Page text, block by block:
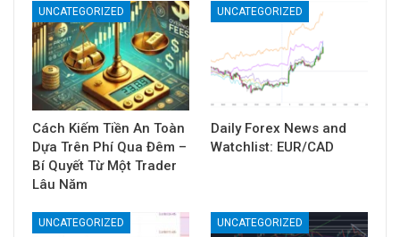
UNCATEGORIZED
Cách Kiếm Tiền An Toàn
Dựa Trên Phí Qua Đêm –
Bí Quyết Từ Một Trader
Lâu Năm
UNCATEGORIZED
Daily Forex News and
Watchlist: EUR/CAD
UNCATEGORIZED UNCATEGORIZED